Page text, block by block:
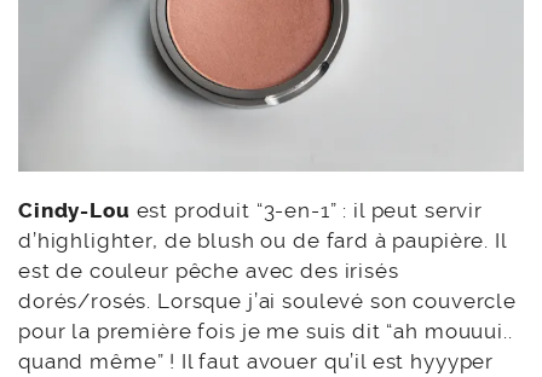
Cindy-Lou est produit “3-en-1” : il peut servir
d’highlighter, de blush ou de fard à paupière. Il
est de couleur pêche avec des irisés
dorés/rosés. Lorsque j’ai soulevé son couvercle
pour la première fois je me suis dit “ah mouuui..
quand même” ! Il faut avouer qu’il est hyyyper